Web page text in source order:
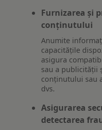
Furnizarea și
conținutului
Anumite
capacitățile
asigura
sau a publicității
conținutului sau
dvs.
Asigurarea
detectarea